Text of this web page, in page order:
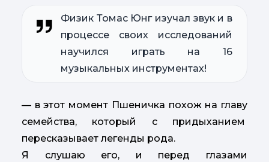
Физик Томас Юнг изучал звук и в
процессе своих исследований
научился играть на 16
музыкальных инструментах!
— в этот момент Пшеничка похож на главу
семейства, который с придыханием
пересказывает легенды рода.
Я слушаю его, и перед глазами